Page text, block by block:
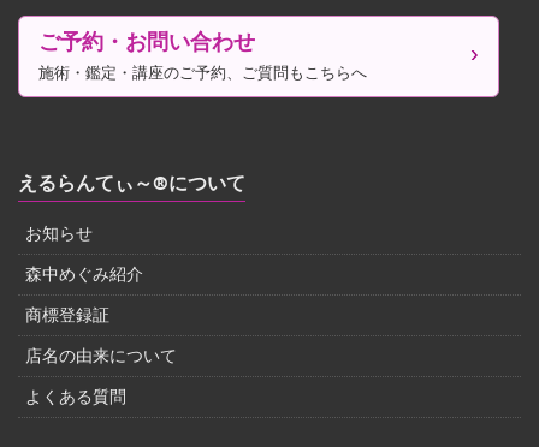
ご予約・お問い合わせ
施術・鑑定・講座のご予約、ご質問もこちらへ
えるらんてぃ～®について
お知らせ
森中めぐみ紹介
商標登録証
店名の由来について
よくある質問